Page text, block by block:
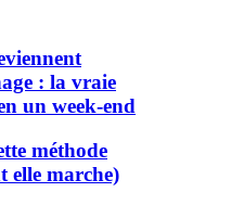
: la vraie
un week-end
méthode
elle marche)